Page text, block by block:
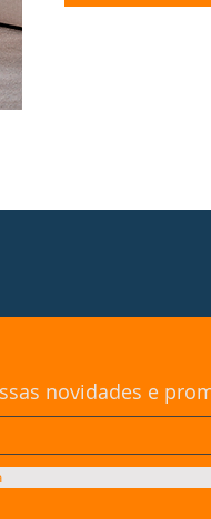
novidades e